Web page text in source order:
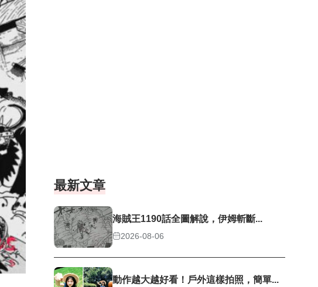
最新文章
海賊王1190話全圖解說，伊姆斬斷...
2026-08-06
動作越大越好看！戶外這樣拍照，簡單...